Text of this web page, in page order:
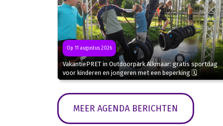
Op 11 augustus 2026
VakantiePRET in Outdoorpark Alkmaar: gratis sportdag
voor kinderen en jongeren met een beperking 🗓
MEER AGENDA BERICHTEN